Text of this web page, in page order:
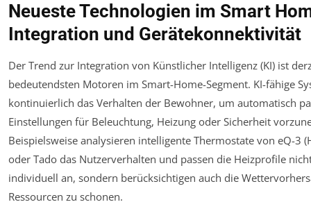
Neueste Technologien im Smart
Integration und Gerätekonnektivität
Der Trend zur Integration von Künstlicher Intelligenz (KI) ist
bedeutendsten Motoren im Smart-Home-Segment. KI-fähige
kontinuierlich das Verhalten der Bewohner, um automatisch
Einstellungen für Beleuchtung, Heizung oder Sicherheit
Beispielsweise analysieren intelligente Thermostate von eQ-3
oder Tado das Nutzerverhalten und passen die Heizprofile
individuell an, sondern berücksichtigen auch die
Ressourcen zu schonen.